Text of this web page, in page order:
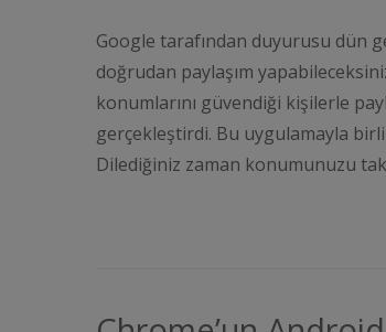
Google tarafından duyurusu dün
doğrudan paylaşım
konumlarını güvendiği kişilerle
gerçekleştirdi. Bu uygulamayla
Dilediğiniz zaman konumunuzu